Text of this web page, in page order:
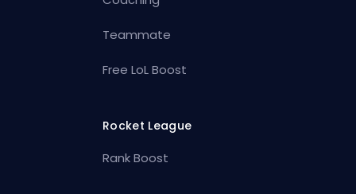
Teammate
Free LoL Boost
Rocket League
Rank Boost